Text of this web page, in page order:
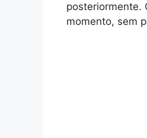
posteriormente.
momento, sem